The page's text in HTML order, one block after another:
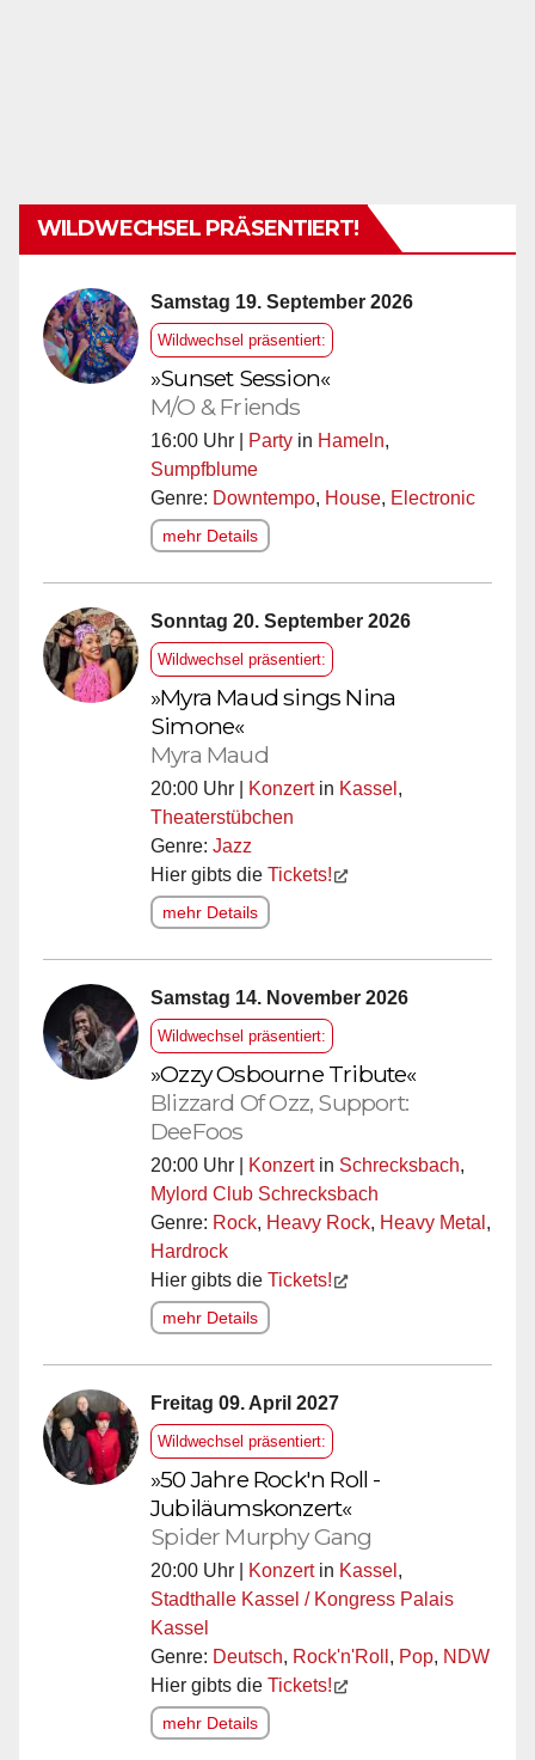
WILDWECHSEL PRÄSENTIERT!
Samstag 19. September 2026
Wildwechsel präsentiert:
»Sunset Session«
M/O & Friends
16:00 Uhr | Party in Hameln,
Sumpfblume
Genre: Downtempo, House, Electronic
mehr Details
Sonntag 20. September 2026
Wildwechsel präsentiert:
»Myra Maud sings Nina
Simone«
Myra Maud
20:00 Uhr | Konzertin Kassel ,
Theaterstübchen
Genre: Jazz
Hier gibts die Tickets!
mehr Details
Samstag 14. November 2026
Wildwechsel präsentiert:
»Ozzy Osbourne Tribute«
Blizzard Of Ozz, Support:
DeeFoos
20:00 Uhr | Konzertin Schrecksbach,
Mylord Club Schrecksbach
Genre: Rock, Heavy Rock, Heavy Metal ,
Hardrock
Hier gibts die Tickets!
mehr Details
Freitag 09. April 2027
Wildwechsel präsentiert:
»50 Jahre Rock'n Roll -
Jubiläumskonzert«
Spider Murphy Gang
20:00 Uhr | Konzertin Kassel ,
Stadthalle Kassel / Kongress Palais
Kassel
Genre: Deutsch, Rock'n'Roll , Pop, NDW
Hier gibts die Tickets!
mehr Details